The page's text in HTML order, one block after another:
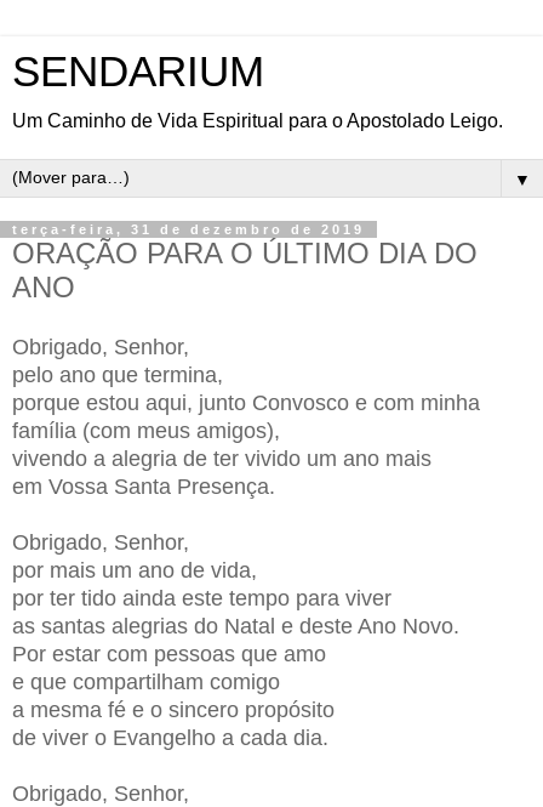
SENDARIUM
Um Caminho de Vida Espiritual para o Apostolado Leigo.
▼
terça-feira, 31 de dezembro de 2019
ORAÇÃO PARA O ÚLTIMO DIA DO
ANO
Obrigado, Senhor,
pelo ano que termina,
porque estou aqui, junto Convosco e com minha
família (com meus amigos),
vivendo a alegria de ter vivido um ano mais
em Vossa Santa Presença.
Obrigado, Senhor,
por mais um ano de vida,
por ter tido ainda este tempo para viver
as santas alegrias do Natal e deste Ano Novo.
Por estar com pessoas que amo
e que compartilham comigo
a mesma fé e o sincero propósito
de viver o Evangelho a cada dia.
Obrigado, Senhor,